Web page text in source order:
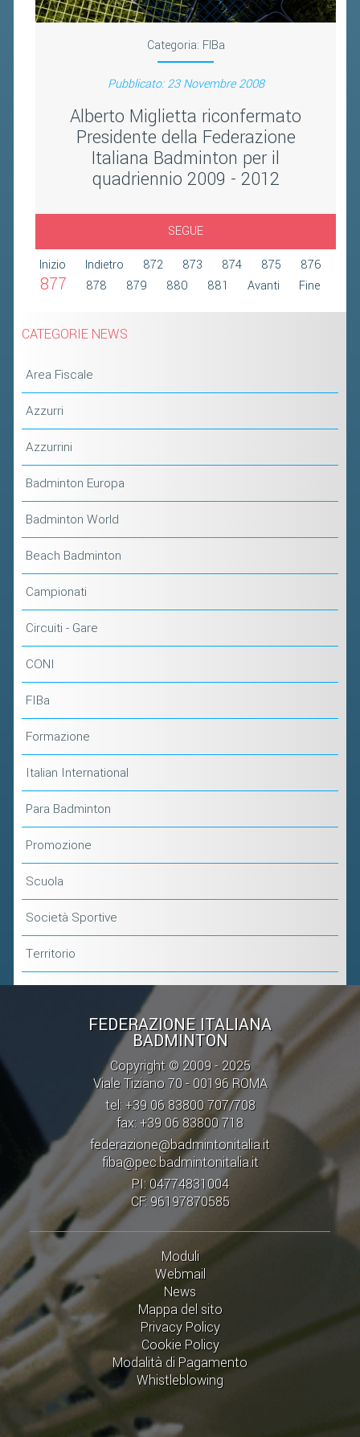
Categoria: FIBa
Pubblicato: 23 Novembre 2008
Alberto Miglietta riconfermato
Presidente della Federazione
Italiana Badminton per il
quadriennio 2009 - 2012
SEGUE
Inizio
Indietro 872 873 874 875 876
877 878 879 880 881 Avanti Fine
CATEGORIE NEWS
Area Fiscale
Azzurri
Azzurrini
Badminton Europa
Badminton World
Beach Badminton
Campionati
Circuiti - Gare
CONI
FIBa
Formazione
Italian International
Para Badminton
Promozione
Scuola
Società Sportive
Territorio
FEDERAZIONE ITALIANA
BADMINTON
Copyright © 2009 - 2025
Viale Tiziano 70 - 00196 ROMA
tel: +39 06 83800 707/708
fax: +39 06 83800 718
federazione@badmintonitalia.it
fiba@pec.badmintonitalia.it
PI: 04774831004
CF: 96197870585
Moduli
Webmail
News
Mappa del sito
Privacy Policy
Cookie Policy
Modalità di Pagamento
Whistleblowing
2019
2018